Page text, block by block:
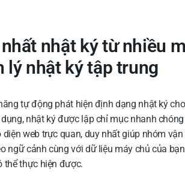
nhật ký từ nhiều
lý nhật ký tập trung
tự động phát hiện định dạng nhật ký
nhật ký được lập chỉ mục nhanh
diện web trực quan, duy nhất giúp nhóm
ngữ cảnh cùng với dữ liệu máy chủ của
thể thực hiện được.